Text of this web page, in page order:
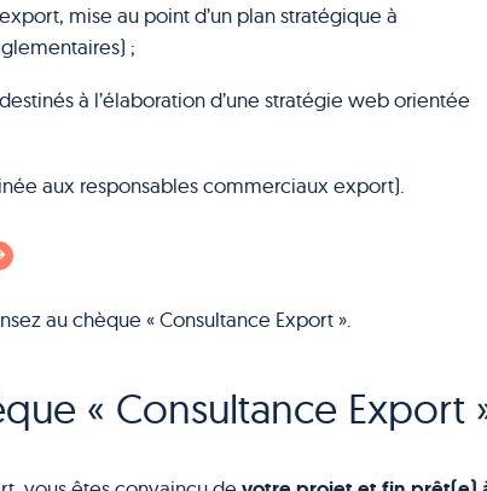
mise au point d’un plan stratégique à
;
à l’élaboration d’une stratégie web orientée
aux responsables commerciaux export).
au chèque « Consultance Export ».
« Consultance Export